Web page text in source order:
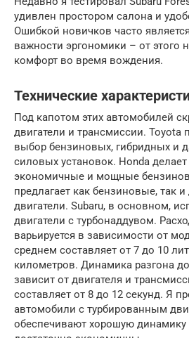
удивлен простором салона и
Ошибкой новичков часто
важности эргономики – от этого
комфорт во время вождения.
Технические
Под капотом этих автомобилей
двигатели и трансмиссии. Toyota
выбор бензиновых, гибридных и
силовых установок. Honda делает
экономичные и мощные
предлагает как бензиновые, так
двигатели. Subaru, в основном,
двигатели с турбонаддувом.
варьируется в зависимости от
среднем составляет от 7 до 10
километров. Динамика разгона
зависит от двигателя и
составляет от 8 до 12 секунд. Я
автомобили с турбированным
обеспечивают хорошую динамику